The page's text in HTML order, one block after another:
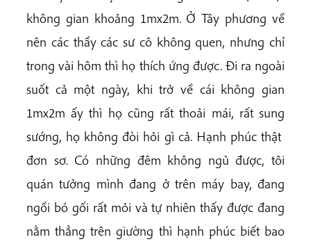
không gian khoảng 1mx2m. Ở Tây phương về
nên các thầy các sư cô không quen, nhưng chỉ
trong vài hôm thì họ thích ứng được. Đi ra ngoài
suốt cả một ngày, khi trở về cái không gian
1mx2m ấy thì họ cũng rất thoải mái, rất sung
sướng, họ không đòi hỏi gì cả. Hạnh phúc thật
đơn sơ. Có những đêm không ngủ được, tôi
quán tưởng mình đang ở trên máy bay, đang
ngồi bó gối rất mỏi và tự nhiên thấy được đang
nằm thẳng trên giường thì hạnh phúc biết bao